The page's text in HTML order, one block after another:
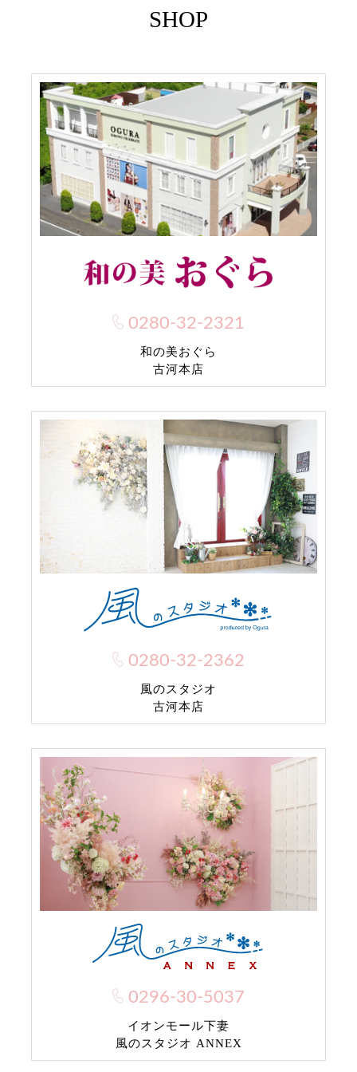
SHOP
0280-32-2321
和の美おぐら
古河本店
0280-32-2362
風のスタジオ
古河本店
0296-30-5037
イオンモール下妻
風のスタジオ ANNEX